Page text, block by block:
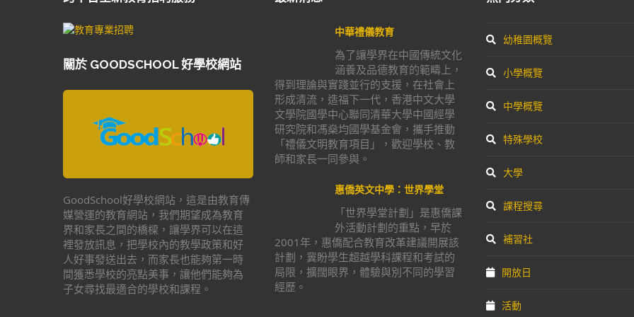
關於 GOODSCHOOL 好學校網站
GoodSchool好學校網站，這是由教育傳
媒營運的教育網站，我們期望成為教育
界和家長之間的橋樑，讓學界可以在這
裡發放訊息，把學校內的教學政策和好
人好事發送出去，而家長也能夠第一時
間獲悉學校的亮點美事，讓他們能夠為
子女尋找最適合的學校和課程。
中華禮儀教育
為了讓學界在中國傳統文化
涵養及品德教育的範疇上，
得到理論與實踐並行的支援，在社會上
形成清流，造福下一代，香港中文大學
文學院國學中心聯同清華大學中國經學
研究院和馮燊均國學基金會，攜手推動
「禮儀文明教育項目」，歡迎學校、教
師和家長一同參與。
惠僑英文中學：世界學堂
「世界學堂計劃」是惠僑課
外活動計劃的重點，早於
2001年，惠僑配合教育改革建議開展該
計劃，冀盼學生超越學科課程和考試的
局限，擴闊眼界，體驗與別不同的學習
經歷。
幼稚園概覽
小學概覽
中學概覽
特殊學校
大學
課程搜尋
補習社
開放日
活動